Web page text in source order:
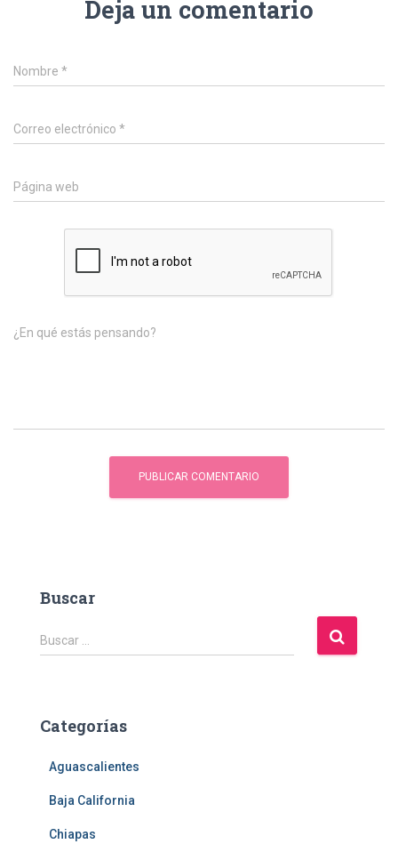
Deja un comentario
Nombre *
Correo electrónico *
Página web
¿En qué estás pensando?
Buscar
B
u
r
Buscar …
Categorías
Aguascalientes
Baja California
Chiapas